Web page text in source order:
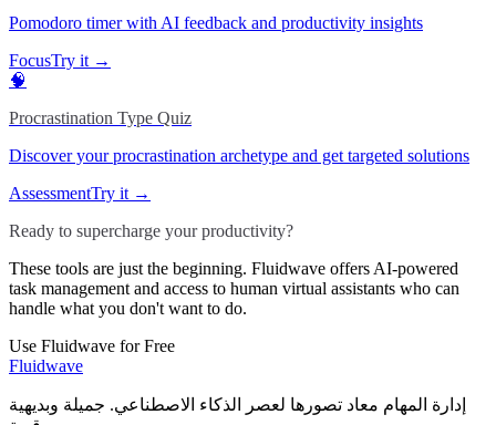
Pomodoro timer with AI feedback and productivity insights
FocusTry it →
🧠
Procrastination Type Quiz
Discover your procrastination archetype and get targeted solutions
AssessmentTry it →
Ready to supercharge your productivity?
These tools are just the beginning. Fluidwave offers AI-powered
task management and access to human virtual assistants who can
handle what you don't want to do.
Use Fluidwave for Free
Fluidwave
إدارة المهام معاد تصورها لعصر الذكاء الاصطناعي. جميلة وبديهية